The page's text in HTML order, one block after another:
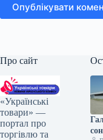
Опублікувати
Про сайт
«Українські
товари» —
портал про
торгівлю та